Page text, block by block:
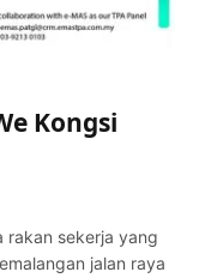
Kongsi
rakan sekerja yang
jalan raya